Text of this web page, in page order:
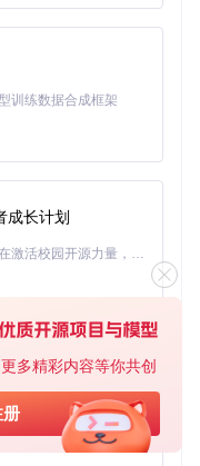
多精彩内容等你共创
册
训练数据合成框架
成长计划
「源启盛夏」暑期校园开发者成长计划旨在激活校园开源力量，通过积分激励、认证扶持、资源倾斜等形式，引导高校组织和开发者完成「入驻 — 建项目 — 做贡献 — 获认证 — 得资源」的完整闭环。无论你是想带领社团入驻平台的组织者，还是希望用代码贡献证明自己的开发者，都能在这里找到属于你的成长路径。
基于Python的Xiaozhi AI，适用于想要完整Xiaozhi体验而无需拥有专用硬件的用户。